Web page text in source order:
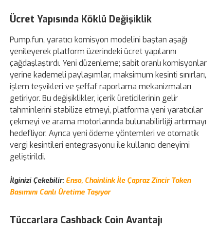
Ücret Yapısında Köklü Değişiklik
Pump.fun, yaratıcı komisyon modelini baştan aşağı
yenileyerek platform üzerindeki ücret yapılarını
çağdaşlaştırdı. Yeni düzenleme; sabit oranlı komisyonlar
yerine kademeli paylaşımlar, maksimum kesinti sınırları,
işlem teşvikleri ve şeffaf raporlama mekanizmaları
getiriyor. Bu değişiklikler, içerik üreticilerinin gelir
tahminlerini stabilize etmeyi, platforma yeni yaratıcılar
çekmeyi ve arama motorlarında bulunabilirliği artırmayı
hedefliyor. Ayrıca yeni ödeme yöntemleri ve otomatik
vergi kesintileri entegrasyonu ile kullanıcı deneyimi
geliştirildi.
İlginizi Çekebilir: Enso, Chainlink İle Çapraz Zincir Token
Basımını Canlı Üretime Taşıyor
Tüccarlara Cashback Coin Avantajı